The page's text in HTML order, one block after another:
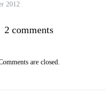
2012
2 comments
are closed.